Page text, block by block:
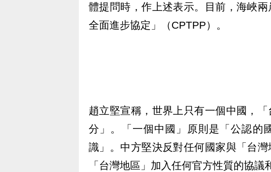
體提問時，作上述表示。目前，海峽
全面進步協定」（CPTPP）。
趙立堅宣稱，世界上只有一個中國，
分」。「一個中國」原則是「公認的
識」。中方堅決反對任何國家與「台
「台灣地區」加入任何官方性質的協議